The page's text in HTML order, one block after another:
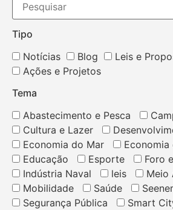
Tipo
Notícias
Blog
Leis e
Ações e Projetos
Tema
Abastecimento e Pesca
Cultura e Lazer
Economia do Mar
Economia
Educação
Esporte
Foro
Indústria Naval
leis
Meio
Mobilidade
Saúde
Segurança Pública
Smart